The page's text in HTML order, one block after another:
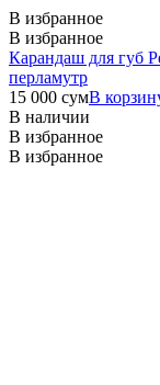
В избранное
В избранное
Карандаш для губ
перламутр
15 000 сумВ
В наличии
В избранное
В избранное